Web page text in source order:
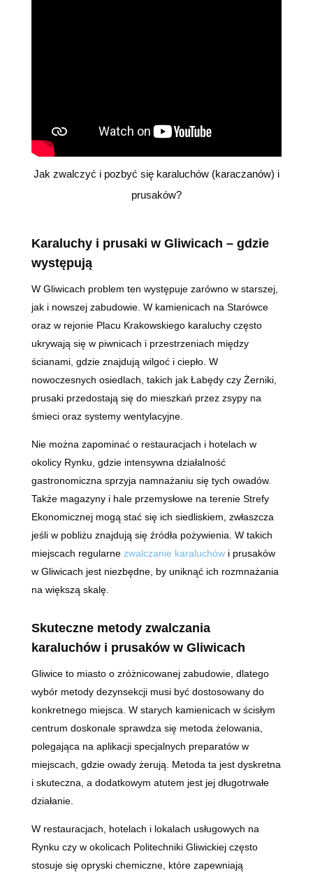
Jak zwalczyć i pozbyć się karaluchów (karaczanów) i
prusaków?
Karaluchy i prusaki w Gliwicach – gdzie
występują
W Gliwicach problem ten występuje zarówno w starszej,
jak i nowszej zabudowie. W kamienicach na Starówce
oraz w rejonie Placu Krakowskiego karaluchy często
ukrywają się w piwnicach i przestrzeniach między
ścianami, gdzie znajdują wilgoć i ciepło. W
nowoczesnych osiedlach, takich jak Łabędy czy Żerniki,
prusaki przedostają się do mieszkań przez zsypy na
śmieci oraz systemy wentylacyjne.
Nie można zapominać o restauracjach i hotelach w
okolicy Rynku, gdzie intensywna działalność
gastronomiczna sprzyja namnażaniu się tych owadów.
Także magazyny i hale przemysłowe na terenie Strefy
Ekonomicznej mogą stać się ich siedliskiem, zwłaszcza
jeśli w pobliżu znajdują się źródła pożywienia. W takich
miejscach regularne zwalczanie karaluchówi prusaków
w Gliwicach jest niezbędne, by uniknąć ich rozmnażania
na większą skalę.
Skuteczne metody zwalczania
karaluchów i prusaków w Gliwicach
Gliwice to miasto o zróżnicowanej zabudowie, dlatego
wybór metody dezynsekcji musi być dostosowany do
konkretnego miejsca. W starych kamienicach w ścisłym
centrum doskonale sprawdza się metoda żelowania,
polegająca na aplikacji specjalnych preparatów w
miejscach, gdzie owady żerują. Metoda ta jest dyskretna
i skuteczna, a dodatkowym atutem jest jej długotrwałe
działanie.
W restauracjach, hotelach i lokalach usługowych na
Rynku czy w okolicach Politechniki Gliwickiej często
stosuje się opryski chemiczne, które zapewniają